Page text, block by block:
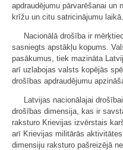
apdraudējumu pārvarēšanai un
krīžu un citu satricinājumu laikā.
Nacionālā drošība ir
sasniegts apstākļu kopums.
pasākumus, tiek mazināta
arī uzlabojas valsts kopējās
drošības apdraudējumu
Latvijas nacionālajai
drošības dimensija, kas ir
raksturo Krievijas izvērstais
arī Krievijas militārās
dimensiju raksturo pašreizējā